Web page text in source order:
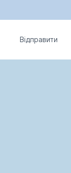
Відправити